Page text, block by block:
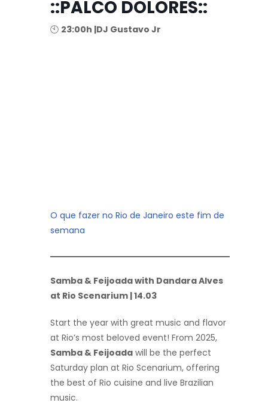
::PALCO DOLORES::
🕙 23:00h |DJ Gustavo Jr
O que fazer no Rio de Janeiro este fim de
semana
Samba & Feijoada with Dandara Alves
at Rio Scenarium | 14.03
Start the year with great music and flavor
at Rio’s most beloved event! From 2025,
Samba & Feijoada will be the perfect
Saturday plan at Rio Scenarium, offering
the best of Rio cuisine and live Brazilian
music.